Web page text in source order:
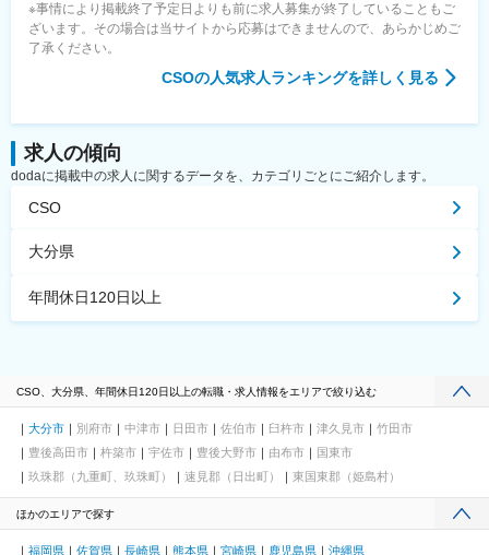
※事情により掲載終了予定日よりも前に求人募集が終了していることもご
ざいます。その場合は当サイトから応募はできませんので、あらかじめご
了承ください。
CSOの人気求人ランキングを詳しく見る
求人の傾向
dodaに掲載中の求人に関するデータを、カテゴリごとにご紹介します。
CSO
大分県
年間休日120日以上
CSO、大分県、年間休日120日以上の転職・求人情報をエリアで絞り込む
大分市 別府市 中津市 日田市 佐伯市 臼杵市 津久見市
竹田市
豊後高田市
杵築市 宇佐市 豊後大野市 由布市
国東市
玖珠郡（九重町、玖珠町）
速見郡（日出町） 東国東郡（姫島村）
ほかのエリアで探す
福岡県 佐賀県 長崎県 熊本県 宮崎県 鹿児島県 沖縄県